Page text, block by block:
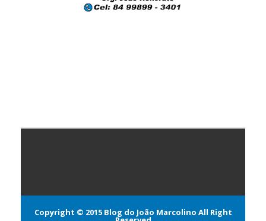
Copyright © 2015 Blog do João Marcolino All Right